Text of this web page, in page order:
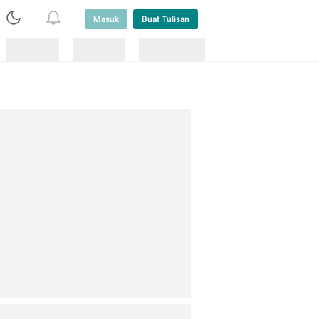
Masuk Buat Tulisan